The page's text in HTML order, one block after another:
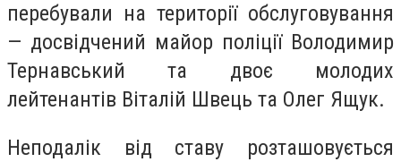
перебували на території обслуговування
— досвідчений майор поліції Володимир
Тернавський та двоє молодих
лейтенантів Віталій Швець та Олег Ящук.
Неподалік від ставу розташовується